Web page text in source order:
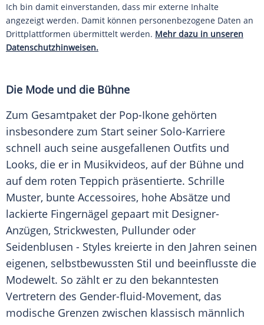
Ich bin damit einverstanden, dass mir externe Inhalte
angezeigt werden. Damit können personenbezogene Daten an
Drittplattformen übermittelt werden. Mehr dazu in unseren
Datenschutzhinweisen.
Die Mode und die Bühne
Zum Gesamtpaket der Pop-Ikone gehörten
insbesondere zum Start seiner Solo-Karriere
schnell auch seine ausgefallenen Outfits und
Looks, die er in Musikvideos, auf der Bühne und
auf dem roten Teppich präsentierte. Schrille
Muster, bunte Accessoires, hohe Absätze und
lackierte Fingernägel gepaart mit Designer-
Anzügen, Strickwesten, Pullunder oder
Seidenblusen - Styles kreierte in den Jahren seinen
eigenen, selbstbewussten Stil und beeinflusste die
Modewelt. So zählt er zu den bekanntesten
Vertretern des Gender-fluid-Movement, das
modische Grenzen zwischen klassisch männlich